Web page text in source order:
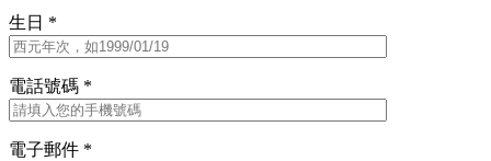
生日 *
電話號碼 *
電子郵件 *